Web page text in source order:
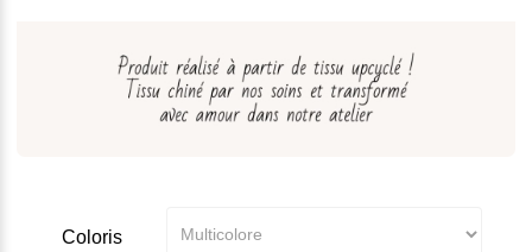
Coloris